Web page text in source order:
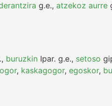
g.e., atzekoz aurre
, buruzkin Ipar. g.e., setoso
, kaskagogor, egoskor,